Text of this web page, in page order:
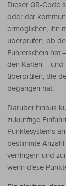
Dieser QR-Code
oder der
ermöglichen, ihn
überprüfen, ob
Führerschein hat
den Karten – und
überprüfen, die
begangen hat.
Darüber hinaus
zukünftige
Punktesystems
bestimmte
verringern und
wenn diese